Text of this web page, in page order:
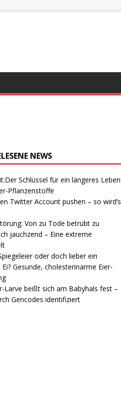
NEWS
Schlüssel für ein längeres Leben
Pflanzenstoffe
Twitter Account pushen – so wird’s
Von zu Tode betrübt zu
jauchzend – Eine extreme
oder doch lieber ein
Gesunde, cholesterinarme Eier-
Larve beißt sich am Babyhals fest –
Gencodes identifiziert